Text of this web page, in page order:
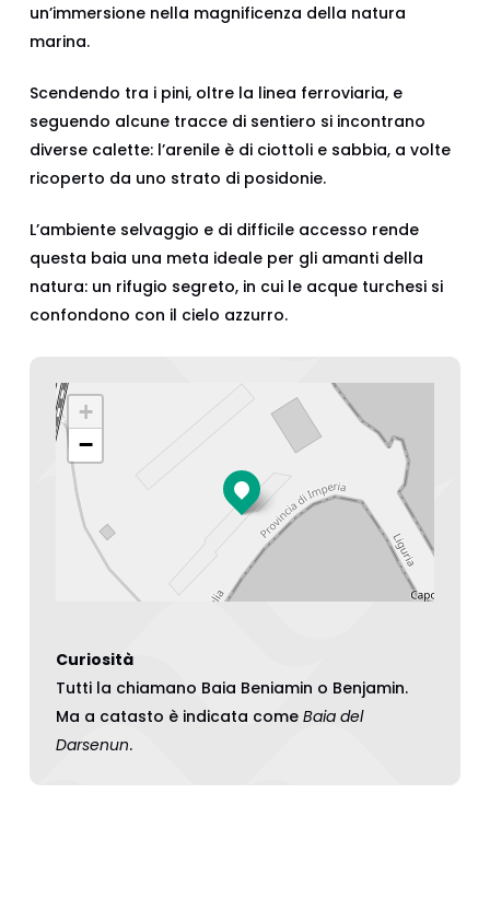
un’immersione nella magnificenza della natura
marina.
Scendendo tra i pini, oltre la linea ferroviaria, e
seguendo alcune tracce di sentiero si incontrano
diverse calette: l’arenile è di ciottoli e sabbia, a volte
ricoperto da uno strato di posidonie.
L’ambiente selvaggio e di difficile accesso rende
questa baia una meta ideale per gli amanti della
natura: un rifugio segreto, in cui le acque turchesi si
confondono con il cielo azzurro.
+
−
Curiosità
Tutti la chiamano Baia Beniamin o Benjamin.
Ma a catasto è indicata come Baia del
Darsenun.